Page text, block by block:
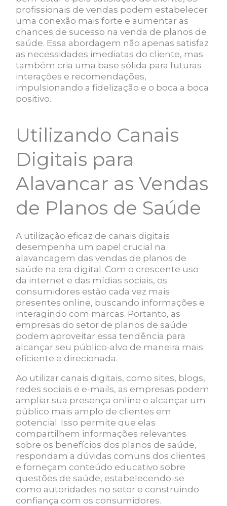
profissionais de vendas podem estabelecer
uma conexão mais forte e aumentar as
chances de sucesso na venda de planos de
saúde. Essa abordagem não apenas satisfaz
as necessidades imediatas do cliente, mas
também cria uma base sólida para futuras
interações e recomendações,
impulsionando a fidelização e o boca a boca
positivo.
Utilizando Canais
Digitais para
Alavancar as Vendas
de Planos de Saúde
A utilização eficaz de canais digitais
desempenha um papel crucial na
alavancagem das vendas de planos de
saúde na era digital. Com o crescente uso
da internet e das mídias sociais, os
consumidores estão cada vez mais
presentes online, buscando informações e
interagindo com marcas. Portanto, as
empresas do setor de planos de saúde
podem aproveitar essa tendência para
alcançar seu público-alvo de maneira mais
eficiente e direcionada.
Ao utilizar canais digitais, como sites, blogs,
redes sociais e e-mails, as empresas podem
ampliar sua presença online e alcançar um
público mais amplo de clientes em
potencial. Isso permite que elas
compartilhem informações relevantes
sobre os benefícios dos planos de saúde,
respondam a dúvidas comuns dos clientes
e forneçam conteúdo educativo sobre
questões de saúde, estabelecendo-se
como autoridades no setor e construindo
confiança com os consumidores.